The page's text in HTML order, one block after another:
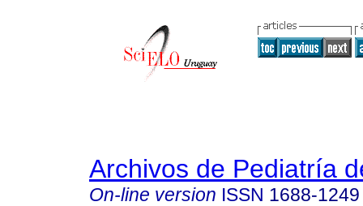
Archivos de Pediatría
On-line version ISSN 1688-1249